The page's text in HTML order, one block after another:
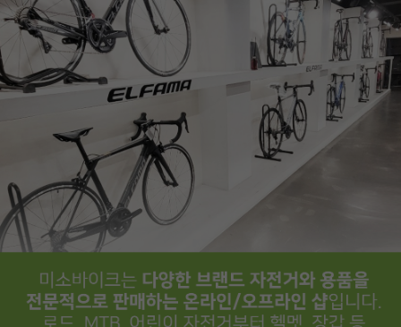
페이코 ID로